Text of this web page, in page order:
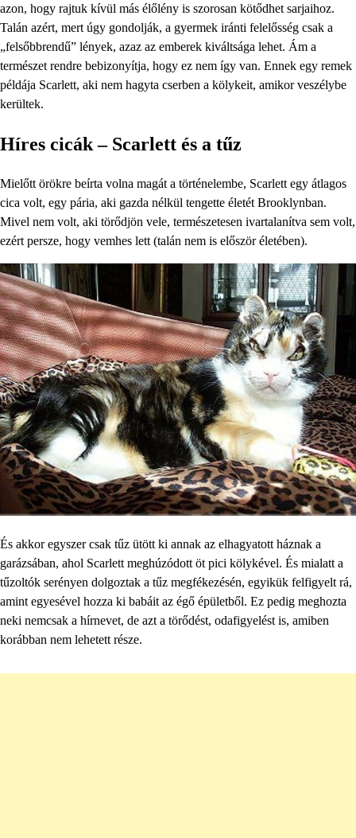
azon, hogy rajtuk kívül más élőlény is szorosan kötődhet sarjaihoz.
Talán azért, mert úgy gondolják, a gyermek iránti felelősség csak a
„felsőbbrendű” lények, azaz az emberek kiváltsága lehet. Ám a
természet rendre bebizonyítja, hogy ez nem így van. Ennek egy remek
példája Scarlett, aki nem hagyta cserben a kölykeit, amikor veszélybe
kerültek.
Híres cicák – Scarlett és a tűz
Mielőtt örökre beírta volna magát a történelembe, Scarlett egy átlagos
cica volt, egy pária, aki gazda nélkül tengette életét Brooklynban.
Mivel nem volt, aki törődjön vele, természetesen ivartalanítva sem volt,
ezért persze, hogy vemhes lett (talán nem is először életében).
És akkor egyszer csak tűz ütött ki annak az elhagyatott háznak a
garázsában, ahol Scarlett meghúzódott öt pici kölykével. És mialatt a
tűzoltók serényen dolgoztak a tűz megfékezésén, egyikük felfigyelt rá,
amint egyesével hozza ki babáit az égő épületből. Ez pedig meghozta
neki nemcsak a hírnevet, de azt a törődést, odafigyelést is, amiben
korábban nem lehetett része.